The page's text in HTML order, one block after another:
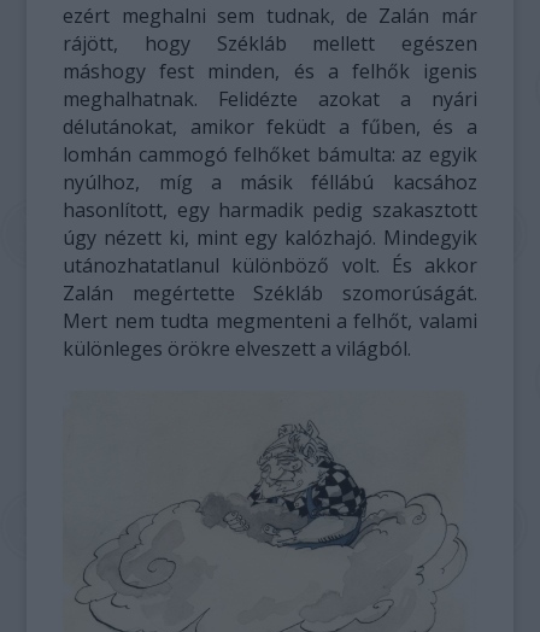
ezért meghalni sem tudnak, de Zalán már
rájött, hogy Székláb mellett egészen
máshogy fest minden, és a felhők igenis
meghalhatnak. Felidézte azokat a nyári
délutánokat, amikor feküdt a fűben, és a
lomhán cammogó felhőket bámulta: az egyik
nyúlhoz, míg a másik féllábú kacsához
hasonlított, egy harmadik pedig szakasztott
úgy nézett ki, mint egy kalózhajó. Mindegyik
utánozhatatlanul különböző volt. És akkor
Zalán megértette Székláb szomorúságát.
Mert nem tudta megmenteni a felhőt, valami
különleges örökre elveszett a világból.